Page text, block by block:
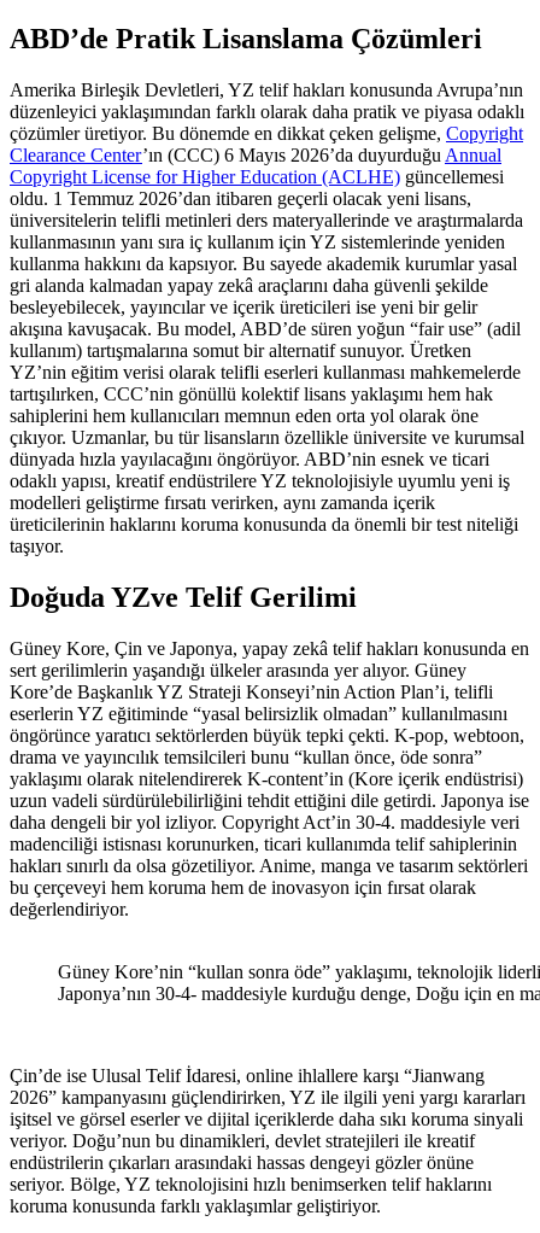
ABD’de Pratik Lisanslama Çözümleri
Amerika Birleşik Devletleri, YZ telif hakları konusunda Avrupa’nın
düzenleyici yaklaşımından farklı olarak daha pratik ve piyasa odaklı
çözümler üretiyor. Bu dönemde en dikkat çeken gelişme, Copyright
Clearance Center’ın (CCC) 6 Mayıs 2026’da duyurduğu Annual
Copyright License for Higher Education (ACLHE) güncellemesi
oldu. 1 Temmuz 2026’dan itibaren geçerli olacak yeni lisans,
üniversitelerin telifli metinleri ders materyallerinde ve araştırmalarda
kullanmasının yanı sıra iç kullanım için YZ sistemlerinde yeniden
kullanma hakkını da kapsıyor. Bu sayede akademik kurumlar yasal
gri alanda kalmadan yapay zekâ araçlarını daha güvenli şekilde
besleyebilecek, yayıncılar ve içerik üreticileri ise yeni bir gelir
akışına kavuşacak. Bu model, ABD’de süren yoğun “fair use” (adil
kullanım) tartışmalarına somut bir alternatif sunuyor. Üretken
YZ’nin eğitim verisi olarak telifli eserleri kullanması mahkemelerde
tartışılırken, CCC’nin gönüllü kolektif lisans yaklaşımı hem hak
sahiplerini hem kullanıcıları memnun eden orta yol olarak öne
çıkıyor. Uzmanlar, bu tür lisansların özellikle üniversite ve kurumsal
dünyada hızla yayılacağını öngörüyor. ABD’nin esnek ve ticari
odaklı yapısı, kreatif endüstrilere YZ teknolojisiyle uyumlu yeni iş
modelleri geliştirme fırsatı verirken, aynı zamanda içerik
üreticilerinin haklarını koruma konusunda da önemli bir test niteliği
taşıyor.
Doğuda YZve Telif Gerilimi
Güney Kore, Çin ve Japonya, yapay zekâ telif hakları konusunda en
sert gerilimlerin yaşandığı ülkeler arasında yer alıyor. Güney
Kore’de Başkanlık YZ Strateji Konseyi’nin Action Plan’i, telifli
eserlerin YZ eğitiminde “yasal belirsizlik olmadan” kullanılmasını
öngörünce yaratıcı sektörlerden büyük tepki çekti. K-pop, webtoon,
drama ve yayıncılık temsilcileri bunu “kullan önce, öde sonra”
yaklaşımı olarak nitelendirerek K-content’in (Kore içerik endüstrisi)
uzun vadeli sürdürülebilirliğini tehdit ettiğini dile getirdi. Japonya ise
daha dengeli bir yol izliyor. Copyright Act’in 30-4. maddesiyle veri
madenciliği istisnası korunurken, ticari kullanımda telif sahiplerinin
hakları sınırlı da olsa gözetiliyor. Anime, manga ve tasarım sektörleri
bu çerçeveyi hem koruma hem de inovasyon için fırsat olarak
değerlendiriyor.
Güney Kore’nin “kullan sonra öde” yaklaşımı, teknolojik
Japonya’nın 30-4- maddesiyle kurduğu denge, Doğu için en
Çin’de ise Ulusal Telif İdaresi, online ihlallere karşı “Jianwang
2026” kampanyasını güçlendirirken, YZ ile ilgili yeni yargı kararları
işitsel ve görsel eserler ve dijital içeriklerde daha sıkı koruma sinyali
veriyor. Doğu’nun bu dinamikleri, devlet stratejileri ile kreatif
endüstrilerin çıkarları arasındaki hassas dengeyi gözler önüne
seriyor. Bölge, YZ teknolojisini hızlı benimserken telif haklarını
koruma konusunda farklı yaklaşımlar geliştiriyor.